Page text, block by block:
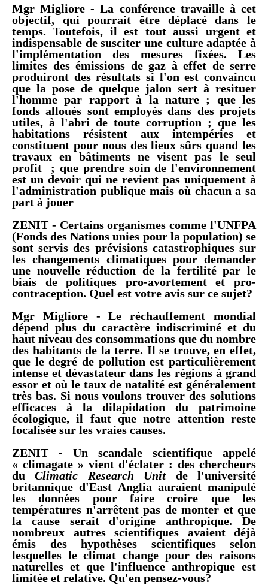
Mgr Migliore - La conférence travaille à cet
objectif, qui pourrait être déplacé dans le
temps. Toutefois, il est tout aussi urgent et
indispensable de susciter une culture adaptée à
l'implémentation des mesures fixées. Les
limites des émissions de gaz à effet de serre
produiront des résultats si l'on est convaincu
que la pose de quelque jalon sert à resituer
l'homme par rapport à la nature ; que les
fonds alloués sont employés dans des projets
utiles, à l'abri de toute corruption ; que les
habitations résistent aux intempéries et
constituent pour nous des lieux sûrs quand les
travaux en bâtiments ne visent pas le seul
profit ; que prendre soin de l'environnement
est un devoir qui ne revient pas uniquement à
l'administration publique mais où chacun a sa
part à jouer
ZENIT - Certains organismes comme l'UNFPA
(Fonds des Nations unies pour la population) se
sont servis des prévisions catastrophiques sur
les changements climatiques pour demander
une nouvelle réduction de la fertilité par le
biais de politiques pro-avortement et pro-
contraception. Quel est votre avis sur ce sujet?
Mgr Migliore -
Le réchauffement mondial
dépend plus du caractère indiscriminé et du
haut niveau des consommations que du nombre
des habitants de la terre. Il se trouve, en effet,
que le degré de pollution est particulièrement
intense et dévastateur dans les régions à grand
essor et où le taux de natalité est généralement
très bas. Si nous voulons trouver des solutions
efficaces à la dilapidation du patrimoine
écologique, il faut que notre attention reste
focalisée sur les vraies causes.
ZENIT - Un scandale scientifique appelé
« climagate » vient d'éclater : des chercheurs
duClimatic Research Unit de l'université
britannique d'East Anglia auraient manipulé
les données pour faire croire que les
températures n'arrêtent pas de monter et que
la cause serait d'origine anthropique. De
nombreux autres scientifiques avaient déjà
émis des hypothèses scientifiques selon
lesquelles le climat change pour des raisons
naturelles et que l'influence anthropique est
limitée et relative. Qu'en pensez-vous?